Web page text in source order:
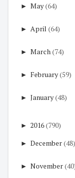
► May(64)
► April (64)
► March (74)
► February(59)
► January(48)
► 2016(790)
► December(48)
► November